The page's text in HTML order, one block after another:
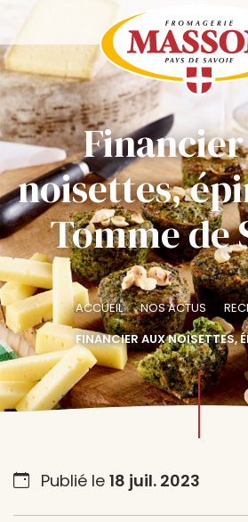
noisettes,
Tomme de
ACCUEIL NOS ACTUS
FINANCIER AUX NOISETTES,
Publié le 18 juil. 2023